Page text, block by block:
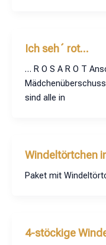
Ich seh´ rot…
… R O S A R O T
sind alle in
Windeltörtchen
Paket mit
4-stöckige